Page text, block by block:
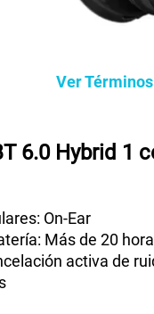
Ver
6.0 Hybrid 1
On-Ear
Más de 20
activa de